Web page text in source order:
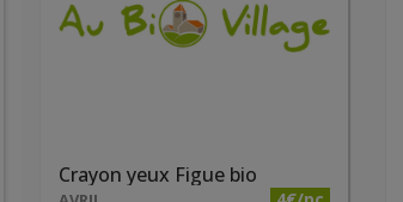
Crayon yeux Figue bio